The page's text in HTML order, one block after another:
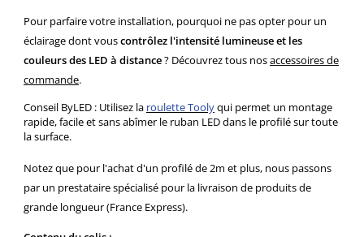
Pour parfaire votre installation, pourquoi ne pas opter pour un
éclairage dont vouscontrôlez l'intensité lumineuse et les
couleurs des LED à distance? Découvrez tous nosaccessoires de
commande.
Conseil ByLED : Utilisez la roulette Toolyqui permet un montage
rapide, facile et sans abîmer le ruban LED dans le profilé sur toute
la surface.
Notez que pour l'achat d'un profilé de 2m et plus, nous passons
par un prestataire spécialisé pour la livraison de produits de
grande longueur (France Express).